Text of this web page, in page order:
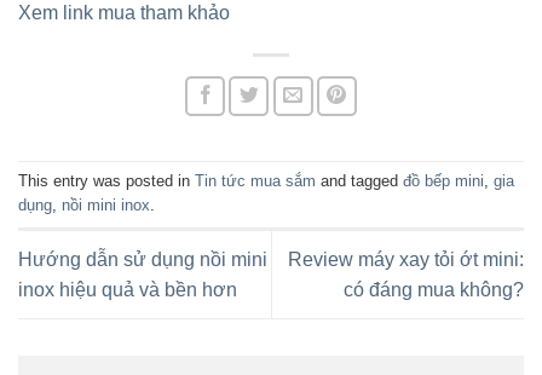
Xem link mua tham khảo
This entry was posted in Tin tức mua sắm and tagged đồ bếp mini, gia
dụng, nồi mini inox.
Hướng dẫn sử dụng nồi mini
inox hiệu quả và bền hơn
Review máy xay tỏi ớt mini:
có đáng mua không?